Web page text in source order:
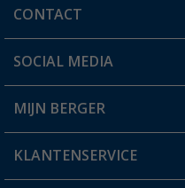
CONTACT
Een vraag?
Winkel vinden
SOCIAL MEDIA
MIJN BERGER
Mijn account
KLANTENSERVICE